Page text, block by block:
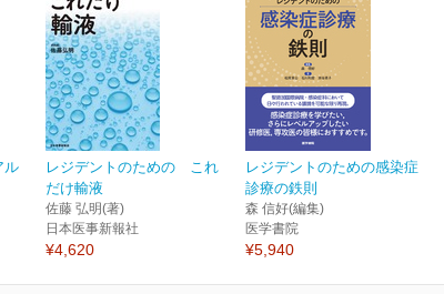
ル
レジデントのための これ
だけ輸液
佐藤 弘明(著)
日本医事新報社
¥4,620
レジデントのための感染症
診療の鉄則
森 信好(編集)
医学書院
¥5,940